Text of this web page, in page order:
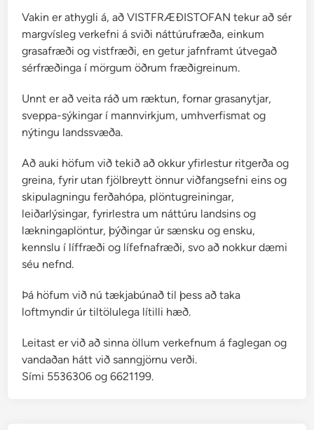
r
1
9
Vakin er athygli á, að VISTFRÆÐISTOFAN tekur að sér
margvísleg verkefni á sviði náttúrufræða, einkum
grasafræði og vistfræði, en getur jafnframt útvegað
sérfræðinga í mörgum öðrum fræðigreinum.
Unnt er að veita ráð um ræktun, fornar grasanytjar,
sveppa-sýkingar í mannvirkjum, umhverfismat og
nýtingu landssvæða.
Að auki höfum við tekið að okkur yfirlestur ritgerða og
greina, fyrir utan fjölbreytt önnur viðfangsefni eins og
skipulagningu ferðahópa, plöntugreiningar,
leiðarlýsingar, fyrirlestra um náttúru landsins og
lækningaplöntur, þýðingar úr sænsku og ensku,
kennslu í líffræði og lífefnafræði, svo að nokkur dæmi
séu nefnd.
Þá höfum við nú tækjabúnað til þess að taka
loftmyndir úr tiltölulega lítilli hæð.
Leitast er við að sinna öllum verkefnum á faglegan og
vandaðan hátt við sanngjörnu verði.
Sími 5536306 og 6621199.